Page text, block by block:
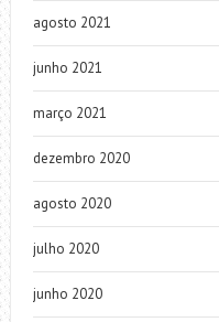
agosto 2021
junho 2021
março 2021
dezembro 2020
agosto 2020
julho 2020
junho 2020